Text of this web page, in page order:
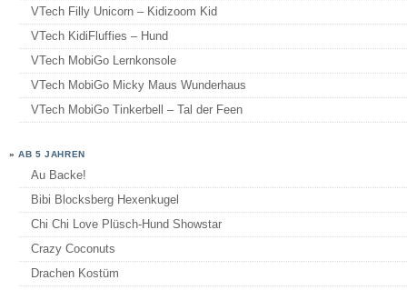
VTech Filly Unicorn – Kidizoom Kid
VTech KidiFluffies – Hund
VTech MobiGo Lernkonsole
VTech MobiGo Micky Maus Wunderhaus
VTech MobiGo Tinkerbell – Tal der Feen
»AB 5 JAHREN
Au Backe!
Bibi Blocksberg Hexenkugel
Chi Chi Love Plüsch-Hund Showstar
Crazy Coconuts
Drachen Kostüm